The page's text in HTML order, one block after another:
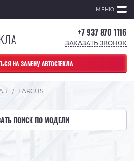
МЕНЮ
+7 937 870 1116
ЗАКАЗАТЬ ЗВОНОК
НА ЗАМЕНУ АВТОСТЕКЛА
/ LARGUS
ПОИСК ПО МОДЕЛИ